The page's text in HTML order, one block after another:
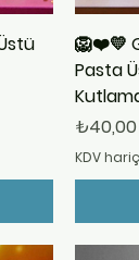
🦁❤️💛
Pasta
Fiyat
₺40,00
KDV hariç